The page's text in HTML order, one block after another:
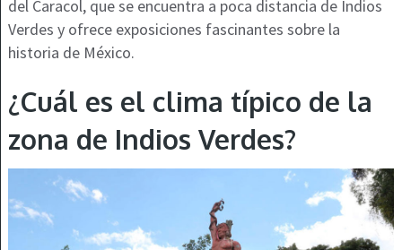
del Caracol, que se encuentra a poca distancia de Indios
Verdes y ofrece exposiciones fascinantes sobre la
historia de México.
¿Cuál es el clima típico de la
zona de Indios Verdes?